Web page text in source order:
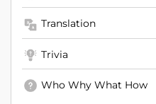
Translation
Trivia
Who Why What How